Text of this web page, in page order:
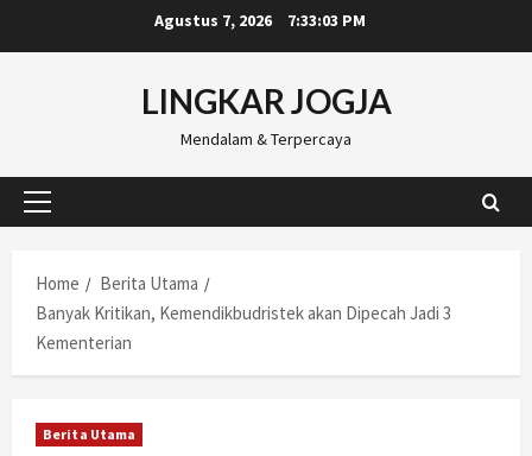
to
Agustus 7, 2026 7:33:04 PM
LINGKAR JOGJA
Mendalam & Terpercaya
Primary
Home
Berita Utama
Banyak Kritikan, Kemendikbudristek akan Dipecah Jadi 3
Kementerian
Berita Utama